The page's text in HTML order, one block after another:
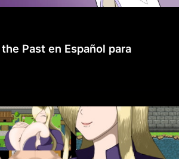
Past en Español para